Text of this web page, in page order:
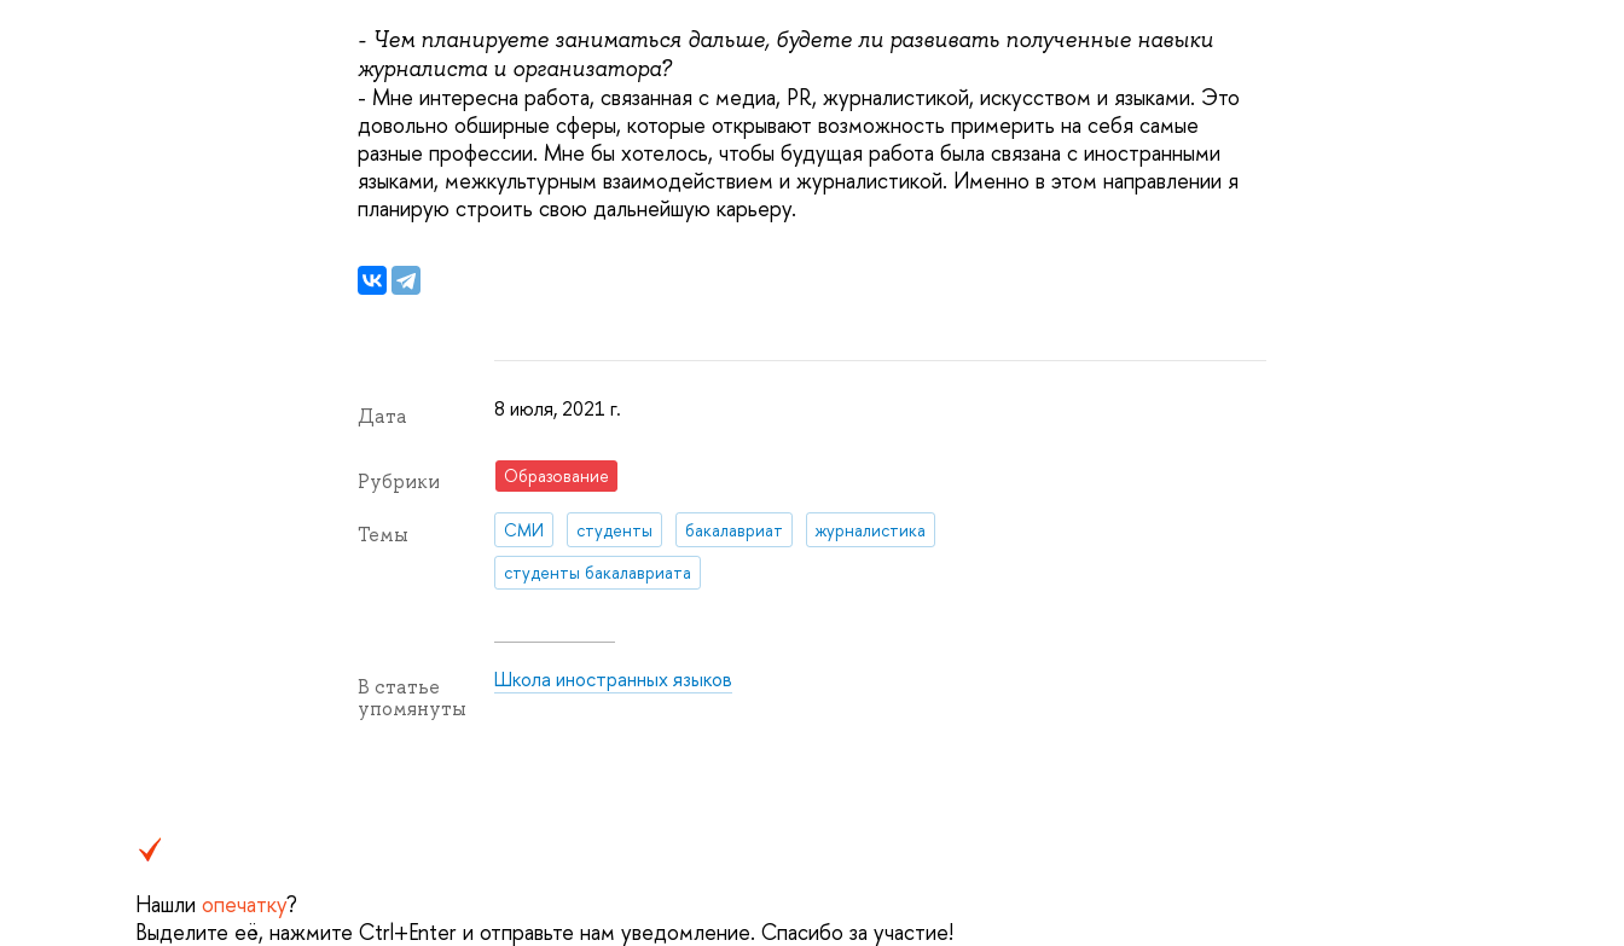
- Чем планируете заниматься дальше, будете ли развивать полученные навыки
журналиста и организатора?
- Мне интересна работа, связанная с медиа, PR, журналистикой, искусством и языками. Это
довольно обширные сферы, которые открывают возможность примерить на себя самые
разные профессии. Мне бы хотелось, чтобы будущая работа была связана с иностранными
языками, межкультурным взаимодействием и журналистикой. Именно в этом направлении я
планирую строить свою дальнейшую карьеру.
Дата 8 июля, 2021 г.
Рубрики Образование
Темы СМИ студенты бакалавриат
журналистика
студенты бакалавриата
В статье
упомянуты
Школа иностранных языков
Нашли опечатку?
Выделите её, нажмите Ctrl+Enter и отправьте нам уведомление. Спасибо за участие!